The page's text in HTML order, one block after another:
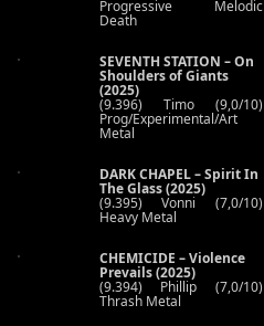
Progressive Melodic
Death
SEVENTH STATION – On
Shoulders of Giants
(2025)
(9.396) Timo (9,0/10)
Prog/Experimental/Art
Metal
DARK CHAPEL – Spirit In
The Glass (2025)
(9.395) Vonni (7,0/10)
Heavy Metal
CHEMICIDE – Violence
Prevails (2025)
(9.394) Phillip (7,0/10)
Thrash Metal